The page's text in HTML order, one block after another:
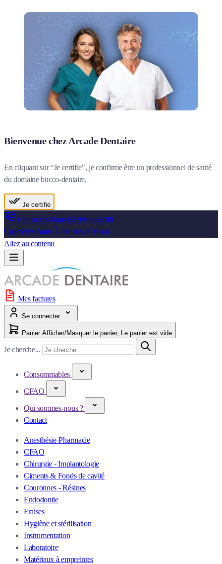
Bienvenue chez Arcade Dentaire
En cliquant sur “Je certifie", je confirme être un professionnel de santé
du domaine bucco-dentaire.
Je certifie
Contactez-Nous02 99 83 88 89
Contactez-Nous À Propos de Nous
Allez au contenu
Mes factures
Se connecter
Panier Afficher/Masquer le panier, Le panier est vide
Je cherche...
Consommables
CFAO
Qui sommes-nous ?
Contact
Anesthésie-Pharmacie
CFAO
Chirurgie - Implantologie
Ciments & Fonds de cavité
Couronnes - Résines
Endodontie
Fraises
Hygiène et stérilisation
Instrumentation
Laboratoire
Matériaux à empreintes